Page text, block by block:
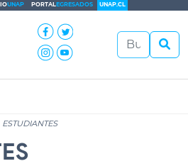
UNAP PORTALEGRESADOS UNAP.CL
ESTUDIANTES